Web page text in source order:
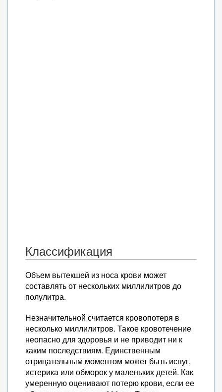
Классификация
Объем вытекшей из носа крови может
составлять от нескольких миллилитров до
полулитра.
Незначительной считается кровопотеря в
несколько миллилитров. Такое кровотечение
неопасно для здоровья и не приводит ни к
каким последствиям. Единственным
отрицательным моментом может быть испуг,
истерика или обморок у маленьких детей. Как
умеренную оценивают потерю крови, если ее